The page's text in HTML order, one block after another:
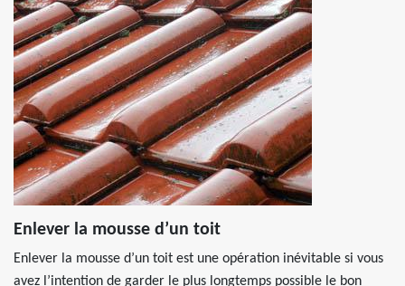
Enlever la mousse d’un toit
Enlever la mousse d’un toit est une opération inévitable si vous
avez l’intention de garder le plus longtemps possible le bon